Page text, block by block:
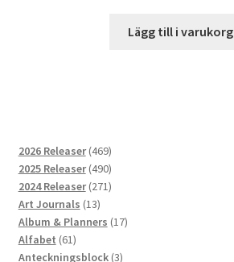
Lägg till i varukorg
2026 Releaser 469469
produkter
2025 Releaser 490490
produkter
2024 Releaser 271271
Art Journals 1313
produkter
Album & Planners 1717
Alfabet 6161
produkter
Anteckningsblock 33